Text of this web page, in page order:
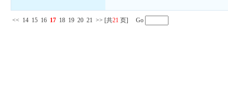
<< 14 15 16 17 18 19 20 21 >> [共21 页] Go